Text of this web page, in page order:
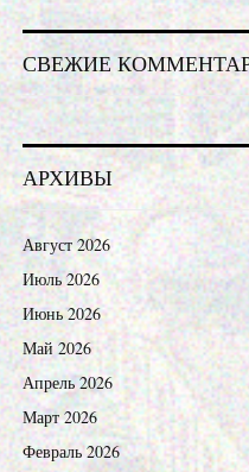
СВЕЖИЕ
АРХИВЫ
Август 2026
Июль 2026
Июнь 2026
Май 2026
Апрель 2026
Март 2026
Февраль 2026